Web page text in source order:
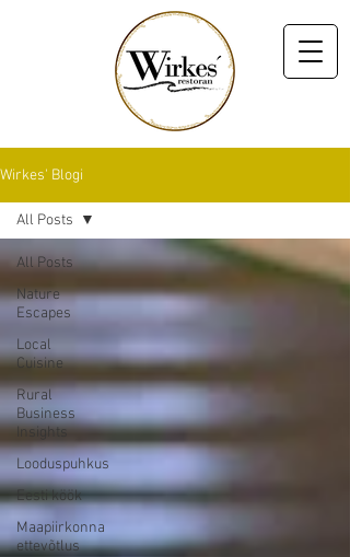
Wirkes' Blogi
All Posts
Nature
Escapes
Local
Cuisine
Rural
Business
Insights
Looduspuhkus
Eesti köök
Maapiirkonna
ettevõtlus
All Posts